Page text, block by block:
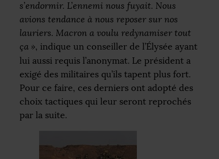
s’endormir. L’ennemi nous fuyait. Nous
avions tendance à nous reposer sur nos
lauriers. Macron a voulu redynamiser tout
ça », indique un conseiller de l’Élysée ayant
lui aussi requis l’anonymat. Le président a
exigé des militaires qu’ils tapent plus fort.
Pour ce faire, ces derniers ont adopté des
choix tactiques qui leur seront reprochés
par la suite.